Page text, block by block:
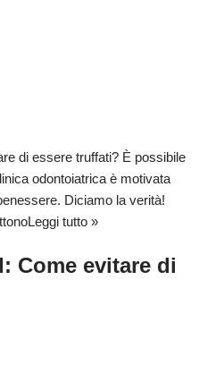
di essere truffati? È possibile
odontoiatrica è motivata
Diciamo la verità!
Leggi tutto »
Come evitare di